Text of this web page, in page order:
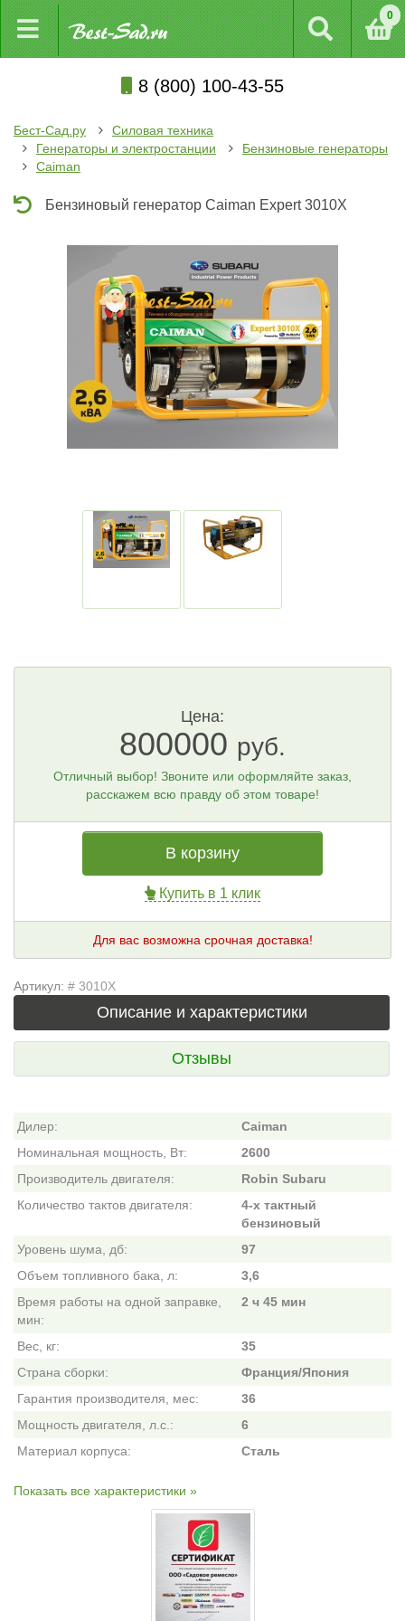
0
8 (800) 100-43-55
Бест-Сад.ру
Силовая техника
Генераторы и электростанции
Бензиновые генераторы
Caiman
Бензиновый генератор Caiman Expert 3010X
Цена:
800000 руб.
Отличный выбор! Звоните или оформляйте заказ,
расскажем всю правду об этом товаре!
В корзину
Купить в 1 клик
Для вас возможна срочная доставка!
Артикул: # 3010X
Описание и характеристики
Отзывы
Дилер:
Caiman
Номинальная мощность, Вт:
2600
Производитель двигателя:
Robin Subaru
Количество тактов двигателя:
4-х тактный
бензиновый
Уровень шума, дб:
97
Объем топливного бака, л:
3,6
Время работы на одной заправке,
мин:
2 ч 45 мин
Вес, кг:
35
Страна сборки:
Франция/Япония
Гарантия производителя, мес:
36
Мощность двигателя, л.с.:
6
Материал корпуса:
Сталь
Показать все характеристики »